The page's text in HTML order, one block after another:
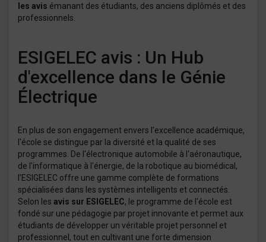
les avis émanant des étudiants, des anciens diplômés et des
professionnels.
ESIGELEC avis : Un Hub
d'excellence dans le Génie
Électrique
En plus de son engagement envers l'excellence académique,
l'école se distingue par la diversité et la qualité de ses
programmes. De l'électronique automobile à l'aéronautique,
de l'informatique à l'énergie, de la robotique au biomédical,
l'ESIGELEC offre une gamme complète de formations
spécialisées dans les systèmes intelligents et connectés.
Selon les avis sur ESIGELEC, le programme de l'école est
fondé sur une pédagogie par projet innovante et permet aux
étudiants de développer un véritable projet personnel et
professionnel, tout en cultivant une forte dimension